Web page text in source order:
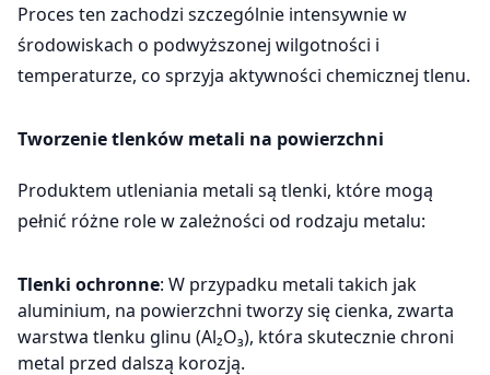
​Proces ten zachodzi szczególnie intensywnie w
środowiskach o podwyższonej wilgotności i
temperaturze, co sprzyja aktywności chemicznej tlenu.
Tworzenie tlenków metali na powierzchni
Produktem utleniania metali są tlenki, które mogą
pełnić różne role w zależności od rodzaju metalu:
Tlenki ochronne: W przypadku metali takich jak
aluminium, na powierzchni tworzy się cienka, zwarta
warstwa tlenku glinu (Al₂O₃), która skutecznie chroni
metal przed dalszą korozją.